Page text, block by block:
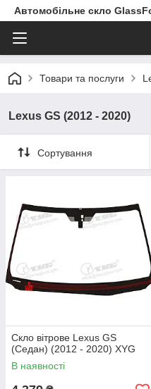
Автомобільне скло
Товари та послуги
Lexus GS (2012 - 2020)
Сортування
Скло вітрове Lexus GS
(Седан) (2012 - 2020) XYG
В наявності